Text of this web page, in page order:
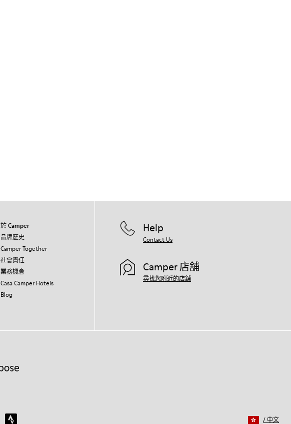
於 Camper
品牌歷史
Camper Together
社會責任
業務機會
Casa Camper Hotels
Blog
Help
Contact Us
Camper 店舖
尋找您附近的店舖
/ 中文